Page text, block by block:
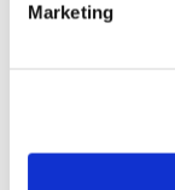
Marketing